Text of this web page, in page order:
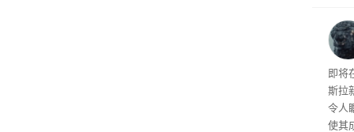
化
纪录
即将
斯拉
令人
使其